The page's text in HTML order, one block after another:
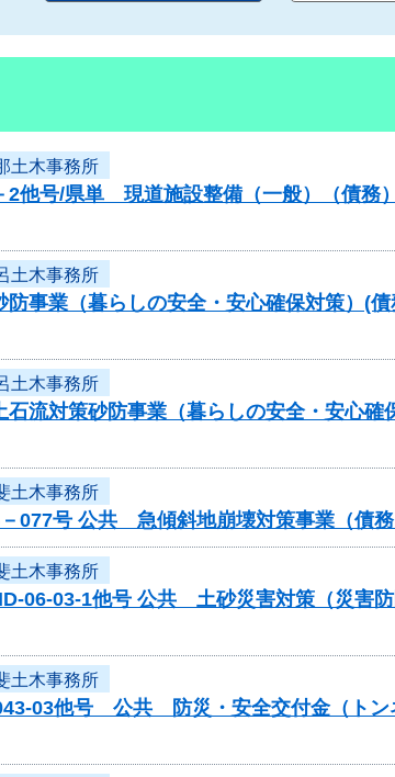
土木事務所
2他号/県単 現道施設整備（一般）（債
土木事務所
防事業（暮らしの安全・安心確保対策）(
土木事務所
石流対策砂防事業（暮らしの安全・安心
土木事務所
－077号 公共 急傾斜地崩壊対策事業（債
土木事務所
06-03-1他号 公共 土砂災害対策（災害
土木事務所
03他号 公共 防災・安全交付金（ト